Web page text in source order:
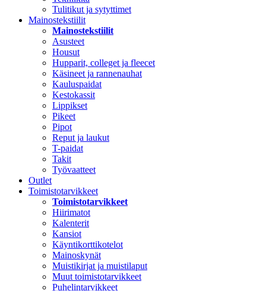
Tulitikut ja sytyttimet
Mainostekstiilit
Mainostekstiilit
Asusteet
Housut
Hupparit, colleget ja fleecet
Käsineet ja rannenauhat
Kauluspaidat
Kestokassit
Lippikset
Pikeet
Pipot
Reput ja laukut
T-paidat
Takit
Työvaatteet
Outlet
Toimistotarvikkeet
Toimistotarvikkeet
Hiirimatot
Kalenterit
Kansiot
Käyntikorttikotelot
Mainoskynät
Muistikirjat ja muistilaput
Muut toimistotarvikkeet
Puhelintarvikkeet